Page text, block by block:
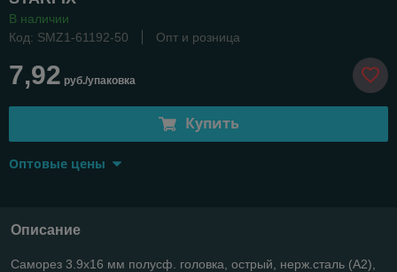
В наличии
Код: SMZ1-61192-50
Опт и розница
7,92 руб./упаковка
Купить
Оптовые цены
Описание
Саморез 3.9х16 мм полусф. головка, острый, нерж.сталь (А2),